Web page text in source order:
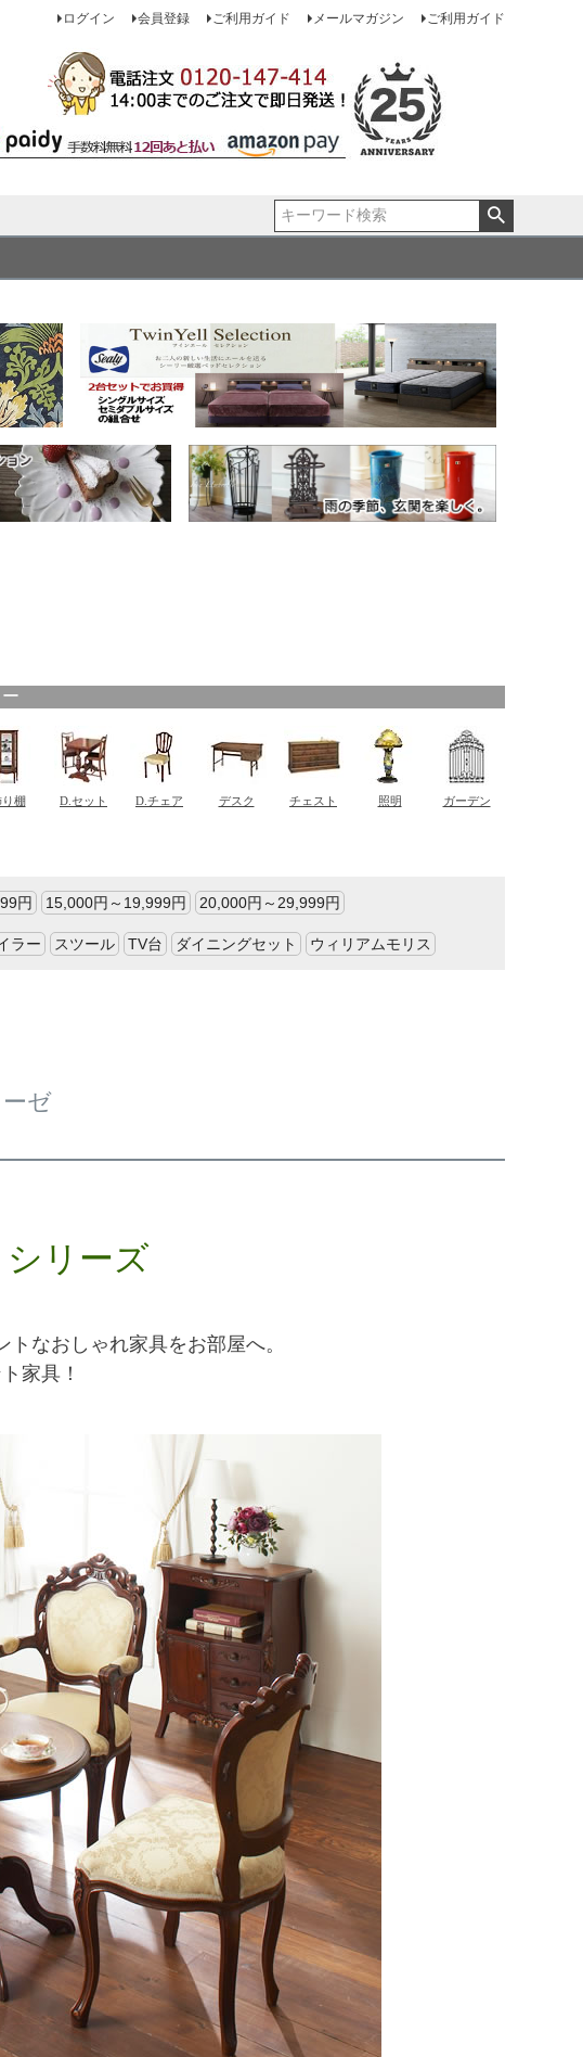
ログイン 会員登録 ご利用ガイド メールマガジン ご利用ガイド
円 15,000円～19,999円 20,000円～29,999円
ラー スツール TV台 ダイニングセット ウィリアムモリス
ゼ
リーズ
なおしゃれ家具をお部屋へ。
家具！